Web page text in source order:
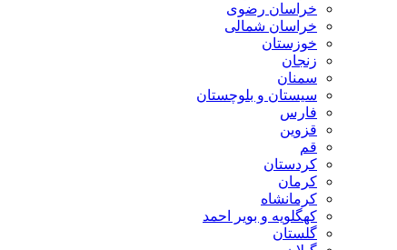
خراسان رضوی
خراسان شمالی
خوزستان
زنجان
سمنان
سیستان و بلوچستان
فارس
قزوین
قم
کردستان
کرمان
کرمانشاه
کهگلویه و بویر احمد
گلستان